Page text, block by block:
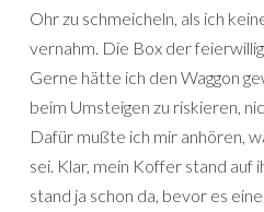
Ohr zu schmeicheln, als ich
vernahm. Die Box der
Gerne hätte ich den Waggon
beim Umsteigen zu riskieren,
Dafür mußte ich mir anhören,
sei. Klar, mein Koffer stand auf
stand ja schon da, bevor es